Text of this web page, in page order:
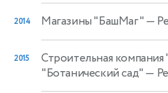
2014 Магазины "БашМаг" —
2015
Строительная
"Ботанический сад" —